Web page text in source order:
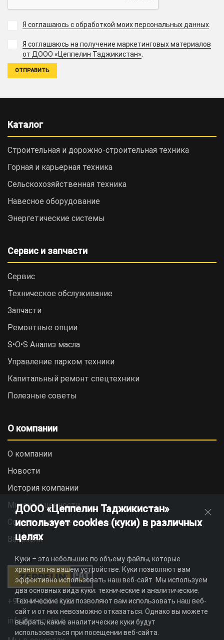
Я соглашаюсь с обработкой моих персональных данных.
Я соглашаюсь на получение маркетинговых материалов
от ДООО «Цеппелин Таджикистан».
Каталог
Строительная и дорожно-cтроительная техника
Горная и карьерная техника
Сельскохозяйственная техника
Навесное оборудование
Энергетические системы
Сервис и запчасти
Сервис
Техническое обслуживание
Запчасти
Ремонтные опции
S•O•S Анализ масла
Управление парком техники
Капитальный ремонт спецтехники
Полезные советы
О компании
О компании
Новости
История компании
Миссия и ценности
Социальная ответственность
Вакансии
+992 44 625 11 22
info@zeppelin.tj
ДООО «Цеппелин Таджикистан»
использует cookies (куки) в различных
целях
Куки – это небольшие по объему файлы, которые
хранятся на вашем устройстве. Куки позволяют вам
эффективно использовать наш веб-сайт. Мы используем
два основных вида куки: технические и аналитические.
Технические куки позволяют вам использовать наш веб-
сайт и от них невозможно отказаться. Однако вы можете
выбрать, какие аналитические куки будут
использоваться при посещении веб-сайта.